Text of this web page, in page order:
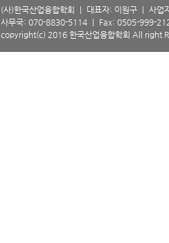
(사)한국산업융합학회 ㅣ 대표자: 이원구 ㅣ 사
사무국: 070-8830-5114 ㅣ Fax: 0505-999-
copyright(c) 2016 한국산업융합학회 All right